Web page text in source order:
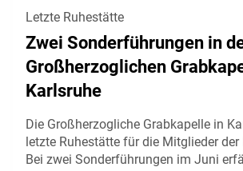
Letzte Ruhestätte
Zwei Sonderführungen in
Großherzoglichen
Karlsruhe
Die Großherzogliche Grabkapelle in
letzte Ruhestätte für die Mitglieder der
Bei zwei Sonderführungen im Juni